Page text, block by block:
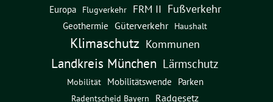
Europa Flugverkehr FRM II Fußverkehr
Geothermie Güterverkehr Haushalt
Klimaschutz Kommunen
Landkreis München Lärmschutz
Mobilität Mobilitätswende Parken
Radentscheid Bayern Radgesetz